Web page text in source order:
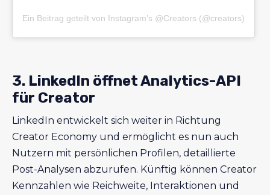
Ein Beitrag geteilt von Instagram’s @Creators (@creators)
3. LinkedIn öffnet Analytics-API
für Creator
LinkedIn entwickelt sich weiter in Richtung
Creator Economy und ermöglicht es nun auch
Nutzern mit persönlichen Profilen, detaillierte
Post-Analysen abzurufen. Künftig können Creator
Kennzahlen wie Reichweite, Interaktionen und